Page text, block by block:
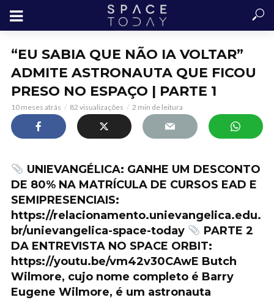
“EU SABIA QUE NÃO IA VOLTAR”
ADMITE ASTRONAUTA QUE FICOU
PRESO NO ESPAÇO | PARTE 1
10 meses atrás 82 visualizações 2 min de leitura
UNIEVANGÉLICA: GANHE UM DESCONTO
DE 80% NA MATRÍCULA DE CURSOS EAD E
SEMIPRESENCIAIS:
https://relacionamento.unievangelica.edu.
br/unievangelica-space-today
PARTE 2
DA ENTREVISTA NO SPACE ORBIT:
https://youtu.be/vm42v30CAwE Butch
Wilmore, cujo nome completo é Barry
Eugene Wilmore, é um astronauta